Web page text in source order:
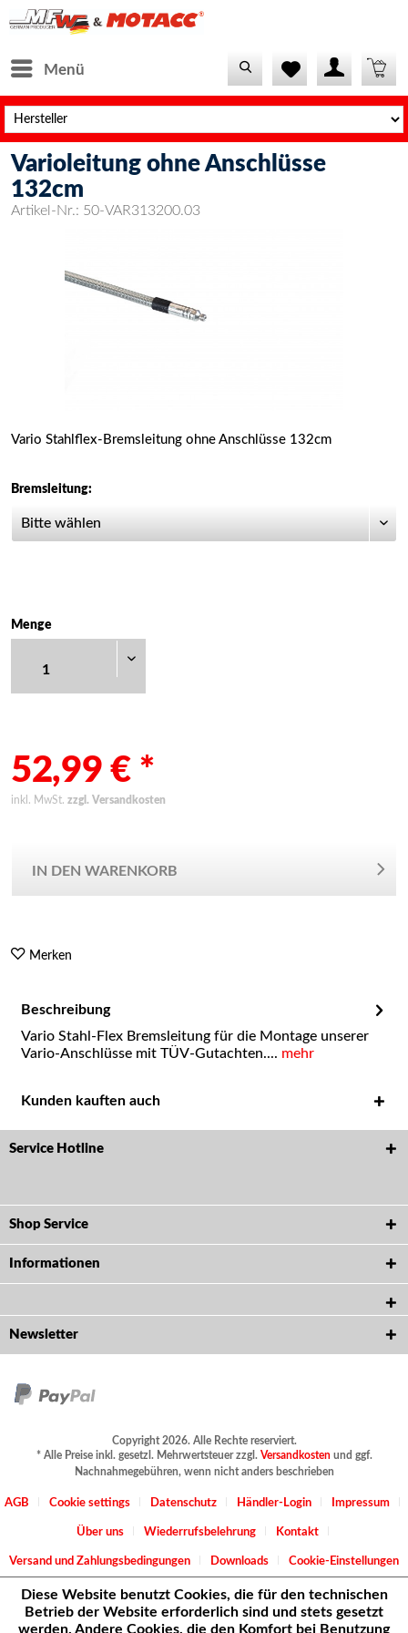
Menü
Varioleitung ohne Anschlüsse
132cm
Artikel-Nr.: 50-VAR313200.03
Vario Stahlflex-Bremsleitung ohne Anschlüsse 132cm
Bremsleitung:
Menge
52,99 € *
inkl. MwSt. zzgl. Versandkosten
IN DEN WARENKORB
Merken
Beschreibung
Vario Stahl-Flex Bremsleitung für die Montage unserer
Vario-Anschlüsse mit TÜV-Gutachten.... mehr
Kunden kauften auch
Service Hotline
Shop Service
Informationen
Newsletter
Copyright 2026. Alle Rechte reserviert.
* Alle Preise inkl. gesetzl. Mehrwertsteuer zzgl. Versandkostenund ggf.
Nachnahmegebühren, wenn nicht anders beschrieben
AGB Cookie settings Datenschutz Händler-Login Impressum
Über uns Wiederrufsbelehrung Kontakt
Versand und Zahlungsbedingungen Downloads Cookie-Einstellungen
Diese Website benutzt Cookies, die für den technischen
Betrieb der Website erforderlich sind und stets gesetzt
werden. Andere Cookies, die den Komfort bei Benutzung